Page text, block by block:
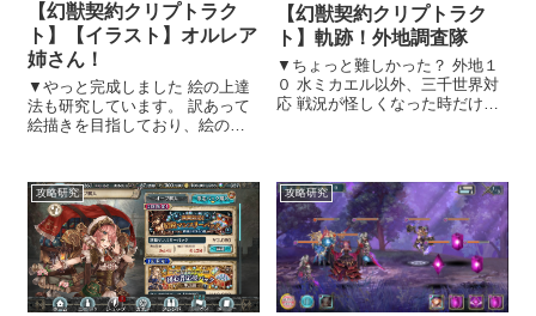
【幻獣契約クリプトラク
ト】【イラスト】オルレア
姉さん！
▼やっと完成しました 絵の上達
法も研究しています。 訳あって
絵描きを目指しており、絵の上
すね（何の話だ） 気に入ってい
るキャラを上手く描きたいとい
う思いは、絵の上達には欠かせ
ないエッセ...
【幻獣契約クリプトラク
ト】軌跡！外地調査隊
▼ちょっと難しかった？ 外地１
０ 水ミカエル以外、三千世界対
応 戦況が怪しくなった時だけ紫
うんですけど もったいなくて、
いまだ出来ていません。もし、
もう１...
攻略研究 攻略研究